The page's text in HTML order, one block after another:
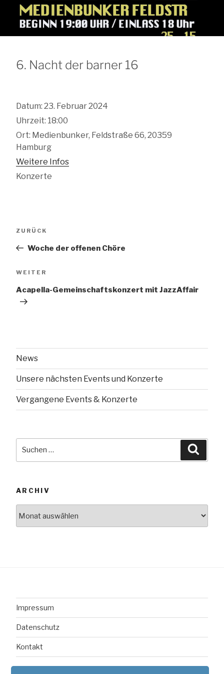
6. Nacht der barner 16
Datum: 23. Februar 2024
Uhrzeit: 18:00
Ort: Medienbunker, Feldstraße 66, 20359
Hamburg
Weitere Infos
Konzerte
Vorheriger
ZURÜCK
Woche der offenen Chöre
Nächster
WEITER
Acapella-Gemeinschaftskonzert mit JazzAffair
News
Unsere nächsten Events und Konzerte
Vergangene Events & Konzerte
nach:
ARCHIV
Impressum
Datenschutz
Kontakt